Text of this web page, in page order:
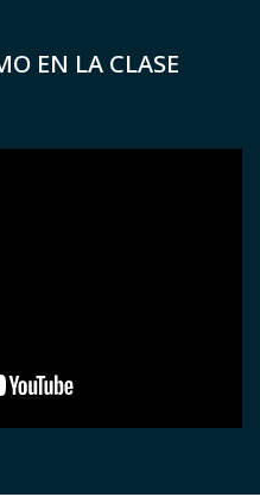
EN LA CLASE